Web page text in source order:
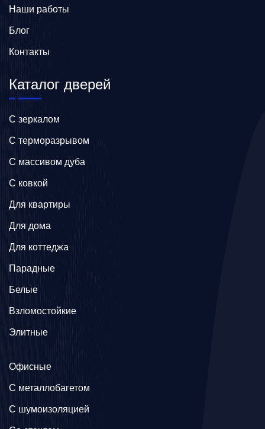
Наши работы
Блог
Контакты
Каталог дверей
C зеркалом
C терморазрывом
C массивом дуба
C ковкой
Для квартиры
Для дома
Для коттеджа
Парадные
Белые
Взломостойкие
Элитные
Офисные
C металлобагетом
С шумоизоляцией